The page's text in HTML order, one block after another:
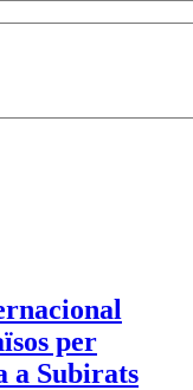
per
a Subirats